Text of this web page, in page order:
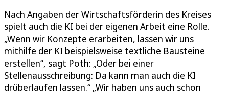
Nach Angaben der Wirtschaftsförderin des Kreises
spielt auch die KI bei der eigenen Arbeit eine Rolle.
„Wenn wir Konzepte erarbeiten, lassen wir uns
mithilfe der KI beispielsweise textliche Bausteine
erstellen“, sagt Poth: „Oder bei einer
Stellenausschreibung: Da kann man auch die KI
drüberlaufen lassen.“ „Wir haben uns auch schon